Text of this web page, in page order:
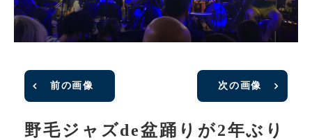
前の画像 次の画像
野毛ジャズde盆踊りが2年ぶり